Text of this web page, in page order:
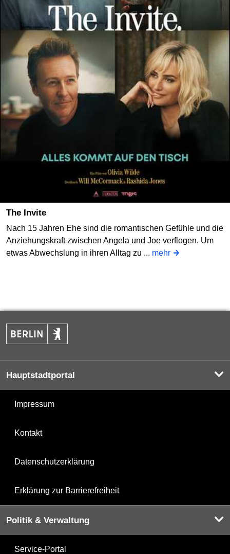
The Invite
Nach 15 Jahren Ehe sind die romantischen Gefühle und die
Anziehungskraft zwischen Angela und Joe verflogen. Um
etwas Abwechslung in ihren Alltag zu ... mehr
Hauptstadtportal
Impressum
Kontakt
Datenschutzerklärung
Erklärung zur Barrierefreiheit
Politik & Verwaltung
Service-Portal